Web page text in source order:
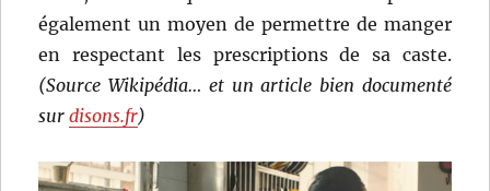
également un moyen de permettre de manger
en respectant les prescriptions de sa caste.
(Source Wikipédia… et un article bien documenté
surdisons.fr)